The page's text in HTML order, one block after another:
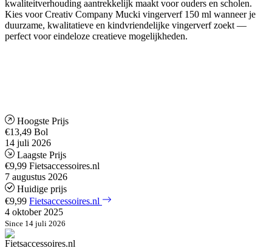
kwaliteitverhouding aantrekkelijk maakt voor ouders en scholen.
Kies voor Creativ Company Mucki vingerverf 150 ml wanneer je
duurzame, kwalitatieve en kindvriendelijke vingerverf zoekt —
perfect voor eindeloze creatieve mogelijkheden.
Hoogste Prijs
€13,49 Bol
14 juli 2026
Laagste Prijs
€9,99 Fietsaccessoires.nl
7 augustus 2026
Huidige prijs
€9,99 Fietsaccessoires.nl
4 oktober 2025
Since 14 juli 2026